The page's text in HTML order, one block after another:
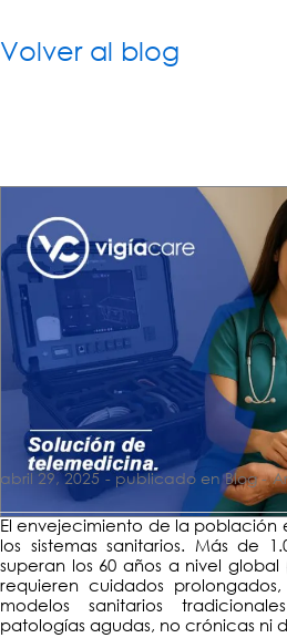
Volver al blog
abril 29, 2025 - publicado en Blog -
El envejecimiento de la población
los sistemas sanitarios. Más de
superan los 60 años a nivel
requieren cuidados
modelos sanitarios
patologías agudas, no crónicas ni